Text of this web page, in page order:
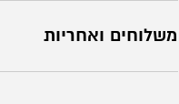
משלוחים ואחריות